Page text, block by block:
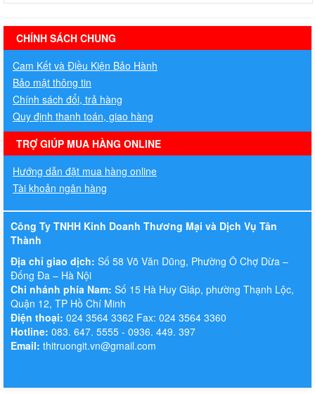
hermes handbags outlet online
CHÍNH SÁCH CHUNG
Cam Kết và Điều Kiện Bảo Hành
Bảo mật thông tin
Chính sách đổi, trả hàng
Quy định thanh toán, giao hàng
TRỢ GIÚP MUA HÀNG ONLINE
Hướng dẫn đặt mua hàng online
Tài khoản ngân hàng
Công Ty TNHH Kinh Doanh Thương Mại và Dịch Vụ Tân
Thành
Địa chỉ giao dịch: Số 58 Võ Văn Dũng, Phường Ô Chợ Dừa –
Đống Đa – Hà Nội
Chi nhánh phía Nam: Số 15 Hà Huy Giáp, phường Thạnh Lộc,
Quận 12, TP Hồ Chí Minh
Điện thoại: 024 3564 3362 Fax: 024 3564 3360
Hotline: 083. 647. 5555 - 0936. 449. 397
Email: thitruongit.vn@gmail.com